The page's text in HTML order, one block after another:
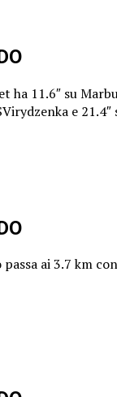
ha 11.6″ su
e 21.4″
ai 3.7 km